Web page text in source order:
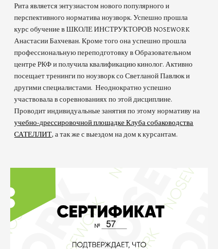
Рита является энтузиастом нового популярного и
перспективного норматива ноузворк. Успешно прошла
курс обучение в ШКОЛЕ ИНСТРУКТОРОВ NOSEWORK
Анастасии Бахчеван. Кроме того она успешно прошла
профессиональную переподготовку в Образовательном
центре РКФ и получила квалификацию кинолог. Активно
посещает тренинги по ноузворк со Светланой Павлюк и
другими специалистами. Неоднократно успешно
участвовала в соревнованиях по этой дисциплине.
Проводит индивидуальные занятия по этому нормативу на
учебно-дрессировочной площадке Клуба собаководства
САТЕЛЛИТ, а так же с выездом на дом к курсантам.